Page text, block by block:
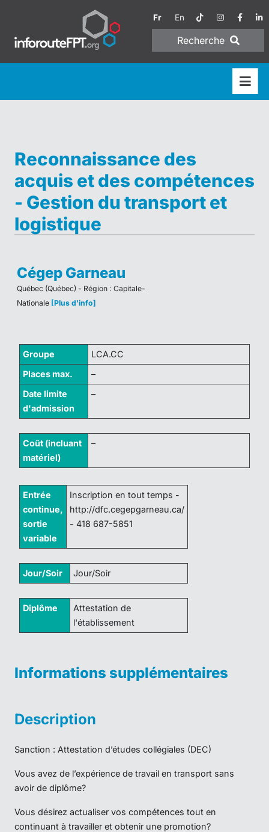
Fr En
Recherche
Reconnaissance des
acquis et des compétences
- Gestion du transport et
logistique
Cégep Garneau
Québec (Québec) - Région : Capitale-
Nationale [Plus d'info]
Groupe
LCA.CC
Places max.
–
Date limite
d'admission
–
Coût (incluant
matériel)
–
Entrée
continue,
sortie
variable
Inscription en tout temps -
http://dfc.cegepgarneau.ca/
- 418 687-5851
Jour/Soir Jour/Soir
Diplôme
Attestation de
l'établissement
Informations supplémentaires